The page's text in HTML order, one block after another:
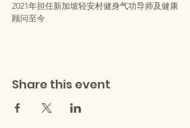
2021年担任新加坡轻安村健身气功导师及健康
顾问至今
Share this event